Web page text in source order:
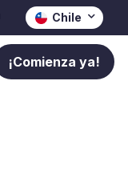
Chile
¡Comienza ya!